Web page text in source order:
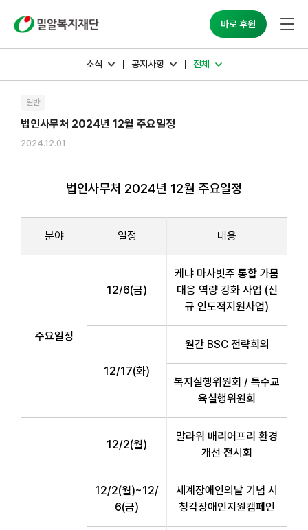
바로 후원
소식 공지사항 전체
일반
법인사무처 2024년 12월 주요일정
2024.12.01
법인사무처 2024년 12월 주요일정
분야 일정 내용
주요일정
12/6(금)
케냐 마사빗주 통합 가뭄
대응 역량 강화 사업 (신
규 인도적지원사업)
12/17(화)
월간 BSC 전략회의
복지실행위원회 / 특수교
육실행위원회
12/2(월)
말라위 배리어프리 환경
개선 전시회
12/2(월)~12/
6(금)
세계장애인의날 기념 시
청각장애인지원캠페인